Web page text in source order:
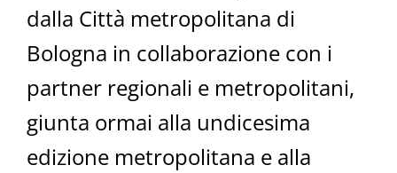
dalla Città metropolitana di
Bologna in collaborazione con i
partner regionali e metropolitani,
giunta ormai alla undicesima
edizione metropolitana e alla